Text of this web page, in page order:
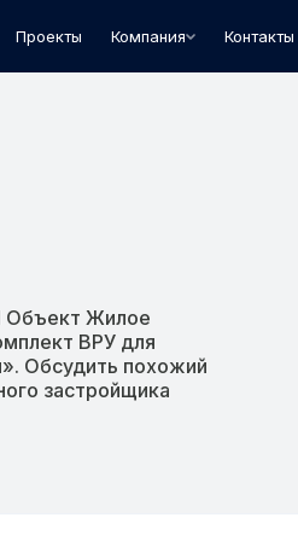
Проекты Компания Контакты
Объект Жилое
ВРУ для
Обсудить похожий
застройщика